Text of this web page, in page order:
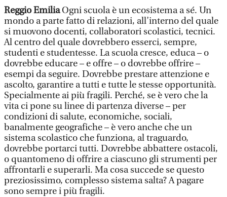
Reggio EmiliaOgni scuola è un ecosistema a sé. Un
mondo a parte fatto di relazioni, all’interno del quale
si muovono docenti, collaboratori scolastici, tecnici.
Al centro del quale dovrebbero esserci, sempre,
studenti e studentesse. La scuola cresce, educa – o
dovrebbe educare – e offre – o dovrebbe offrire –
esempi da seguire. Dovrebbe prestare attenzione e
ascolto, garantire a tutti e tutte le stesse opportunità.
Specialmente ai più fragili. Perché, se è vero che la
vita ci pone su linee di partenza diverse – per
condizioni di salute, economiche, sociali,
banalmente geografiche – è vero anche che un
sistema scolastico che funziona, al traguardo,
dovrebbe portarci tutti. Dovrebbe abbattere ostacoli,
o quantomeno di offrire a ciascuno gli strumenti per
affrontarli e superarli. Ma cosa succede se questo
preziosissimo, complesso sistema salta? A pagare
sono sempre i più fragili.